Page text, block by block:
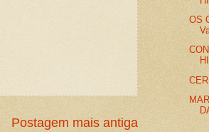
Postagem mais antiga
OS